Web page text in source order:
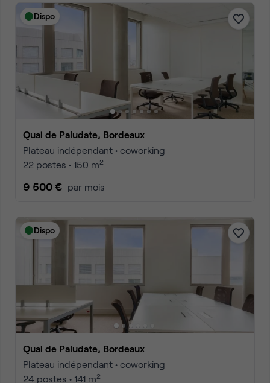
Dispo
Quai de Paludate, Bordeaux
Plateau indépendant • coworking
22 postes • 150 m2
9 500 € par mois
Dispo
Quai de Paludate, Bordeaux
Plateau indépendant • coworking
24 postes • 141 m2